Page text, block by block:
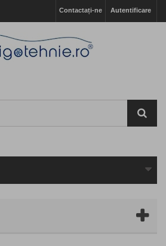
Autentificare
Contactați-ne